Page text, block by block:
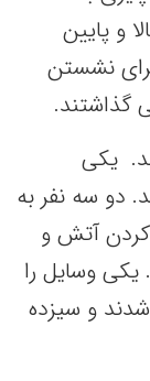
و پایین
نشستن
گذاشتند.
یکی
دو سه نفر به
آتش و
وسایل را
و سیزده